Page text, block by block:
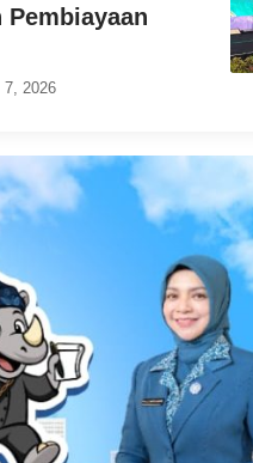
Pembiayaan
7, 2026